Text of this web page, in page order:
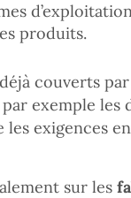
produits.
couverts
exemple les
les exigences
sur les